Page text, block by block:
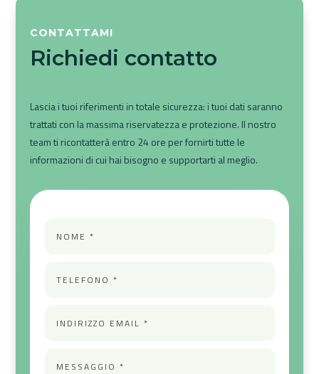
CONTATTAMI
Richiedi contatto
Lascia i tuoi riferimenti in totale sicurezza: i tuoi dati saranno
trattati con la massima riservatezza e protezione. Il nostro
team ti ricontatterà entro 24 ore per fornirti tutte le
informazioni di cui hai bisogno e supportarti al meglio.